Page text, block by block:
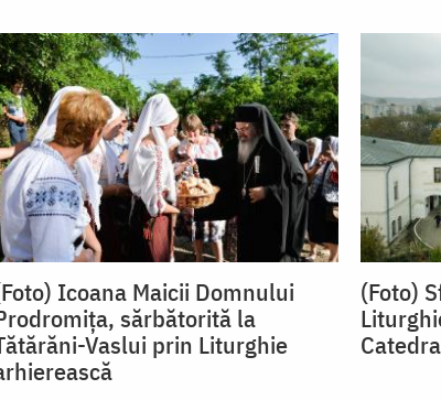
Icoana Maicii Domnului
sărbătorită la
Vaslui prin Liturghie
(Foto)